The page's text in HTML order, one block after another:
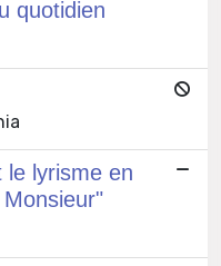
quotidien
le lyrisme en